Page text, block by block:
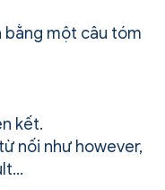
bằng một câu tóm
kết.
nối như however,